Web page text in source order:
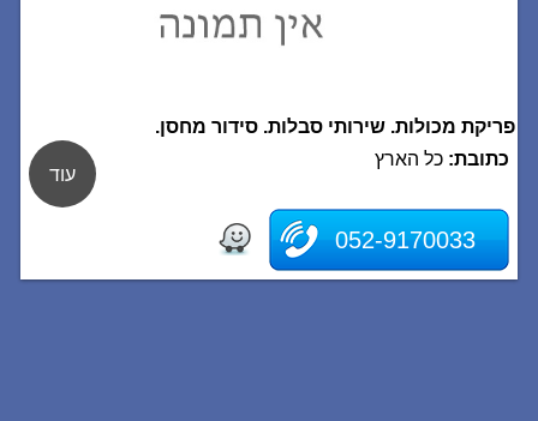
פריקת מכולות. שירותי סבלות. סידור מחסן.
כתובת: כל הארץ
052-9170033
עוד